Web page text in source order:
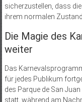
sicherzustellen, dass
ihrem normalen
Die Magie des
weiter
Das
für jedes Publikum
des Parque de San
statt, während am